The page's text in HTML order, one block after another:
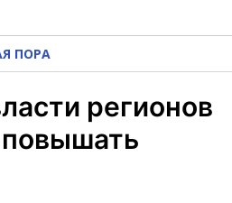
ПОРА
регионов